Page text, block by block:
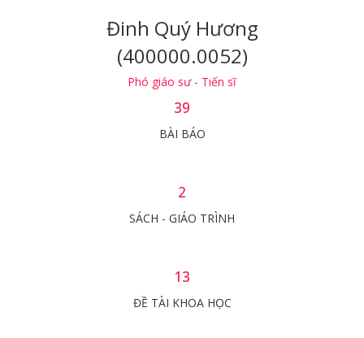
Đinh Quý Hương
(400000.0052)
Phó giáo sư - Tiến sĩ
39
BÀI BÁO
2
SÁCH - GIÁO TRÌNH
13
ĐỀ TÀI KHOA HỌC